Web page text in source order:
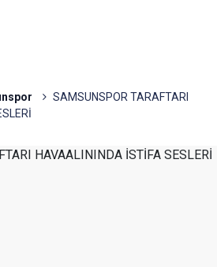
SAMSUNSPOR TARAFTARI